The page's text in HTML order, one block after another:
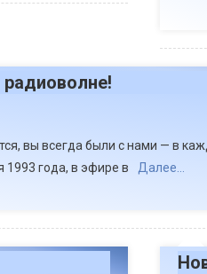
вы всегда были с нами — в
1993 года, в эфире в
Далее…